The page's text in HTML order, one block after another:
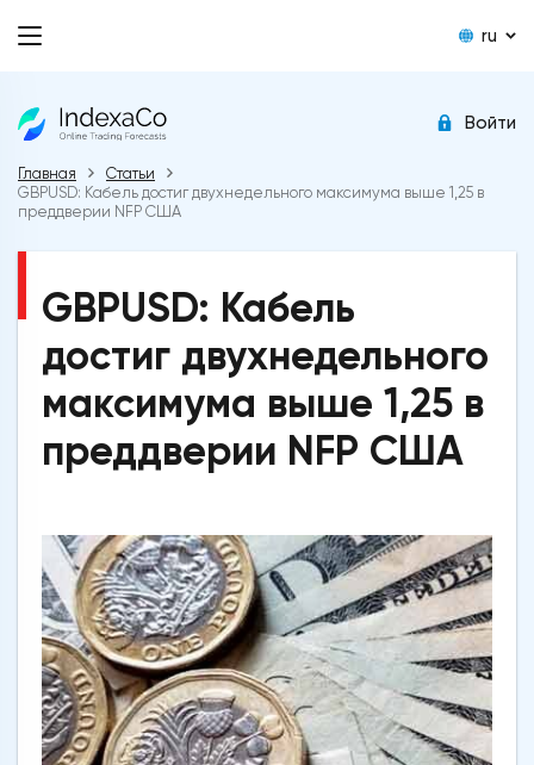
ru
Войти
Главная
Статьи
GBPUSD: Кабель достиг двухнедельного максимума выше 1,25 в
преддверии NFP США
GBPUSD: Кабель
достиг двухнедельного
максимума выше 1,25 в
преддверии NFP США